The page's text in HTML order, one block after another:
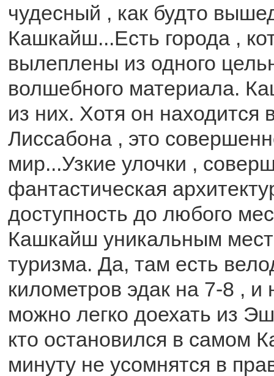
чудесный , как будто
Кашкайш...Есть города ,
вылеплены из одного
волшебного материала.
из них. Хотя он находится
Лиссабона , это
мир...Узкие улочки ,
фантастическая
доступность до любого
Кашкайш уникальным
туризма. Да, там есть
километров эдак на 7-8 , и
можно легко доехать из
кто остановился в самом
минуту не усомнятся в